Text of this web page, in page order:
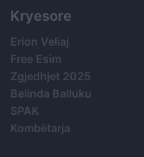
Kryesore
Erion Veliaj
Free Esim
Zgjedhjet 2025
Belinda Balluku
SPAK
Kombëtarja